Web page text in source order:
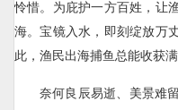
怜惜。为庇护一方百姓，让
海。宝镜入水，即刻绽放万
此，渔民出海捕鱼总能收获
奈何良辰易逝、美景难